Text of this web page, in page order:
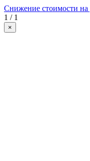
Снижение стоимости на
1 / 1
×